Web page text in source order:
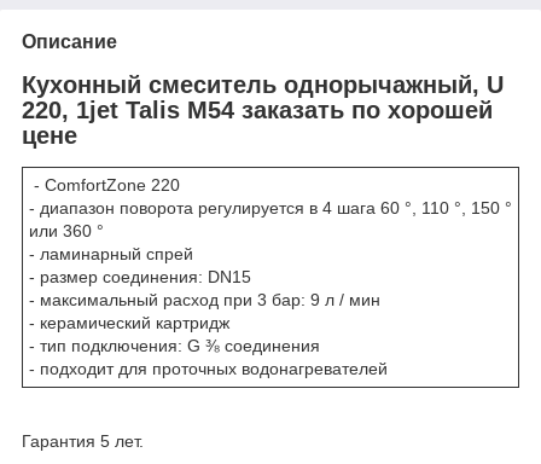
Описание
Кухонный смеситель однорычажный, U
220, 1jet Talis M54 заказать по хорошей
цене
- ComfortZone 220
- диапазон поворота регулируется в 4 шага 60 °, 110 °, 150 °
или 360 °
- ламинарный спрей
- размер соединения: DN15
- максимальный расход при 3 бар: 9 л / мин
- керамический картридж
- тип подключения: G ⅜ соединения
- подходит для проточных водонагревателей
Гарантия 5 лет.